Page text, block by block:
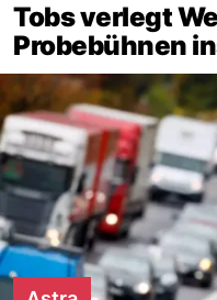
Tobs verlegt
Probebühnen